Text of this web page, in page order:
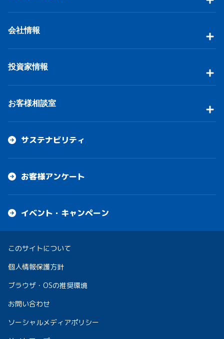
会社情報
投資家情報
お客様相談室
サステナビリティ
お客様アンケート
イベント・キャンペーン
このサイトについて
個人情報保護方針
ブラウザ・OSの推奨環境
お問い合わせ
ソーシャルメディアポリシー